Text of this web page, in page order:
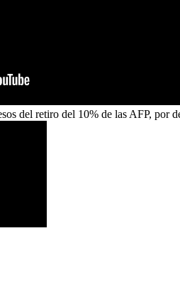
del retiro del 10% de las AFP, por